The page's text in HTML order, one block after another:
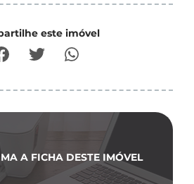
este imóvel
A FICHA DESTE IMÓVEL